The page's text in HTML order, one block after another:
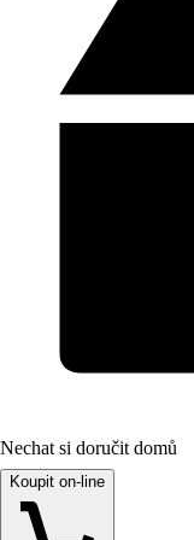
Nechat si doručit domů
Koupit on-line